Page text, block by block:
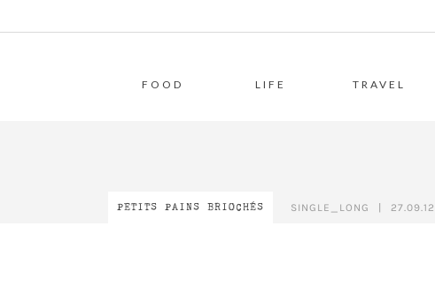
FOOD LIFE TRAVEL
PETITS PAINS BRIOCHÉS SINGLE_LONG 27.09.12